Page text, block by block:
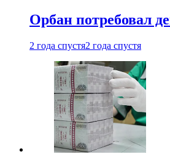
Орбан потребовал
2 года спустя2 года спустя